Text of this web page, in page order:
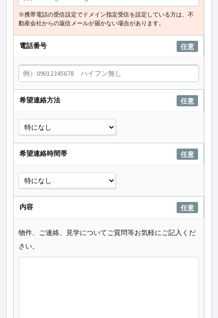
※携帯電話の受信設定でドメイン指定受信を設定している方は、不
動産会社からの返信メールが届かない場合があります。
電話番号 任意
希望連絡方法 任意
希望連絡時間帯 任意
内容 任意
物件、ご連絡、見学についてご質問等お気軽にご記入くだ
さい。